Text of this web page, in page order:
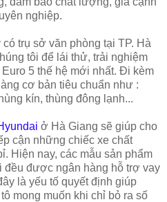
nghiệp.
trụ sở văn phòng tại TP. Hà
tôi để lái thử, trải nghiệm
5 thế hệ mới nhất. Đi kèm
cơ bản tiêu chuẩn như :
kín, thùng đông lạnh...
ở Hà Giang sẽ giúp cho
cận những chiếc xe chất
Hiện nay, các mẫu sản phẩm
đều được ngân hàng hỗ trợ vay
là yếu tố quyết định giúp
mong muốn khi chỉ bỏ ra số